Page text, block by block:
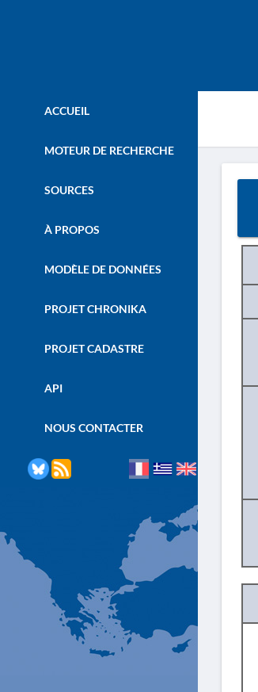
ACCUEIL
MOTEUR DE RECHERCHE
SOURCES
À PROPOS
MODÈLE DE DONNÉES
PROJET CHRONIKA
PROJET CADASTRE
API
NOUS CONTACTER